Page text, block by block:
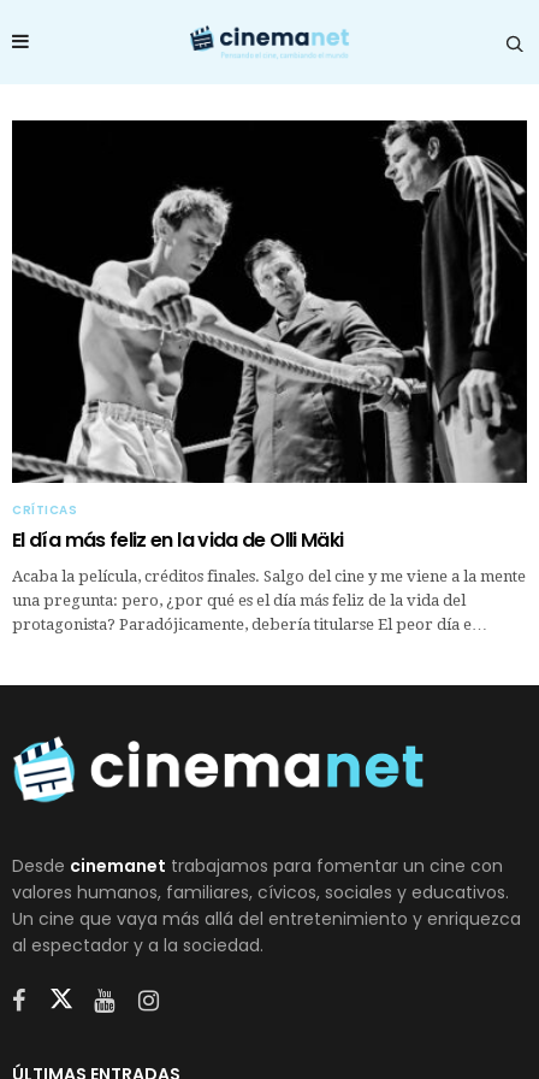
CRÍTICAS
El día más feliz en la vida de Olli Mäki
Acaba la película, créditos finales. Salgo del cine y me viene a la mente
una pregunta: pero, ¿por qué es el día más feliz de la vida del
protagonista? Paradójicamente, debería titularse El peor día e…
Desde cinemanet trabajamos para fomentar un cine con
valores humanos, familiares, cívicos, sociales y educativos.
Un cine que vaya más allá del entretenimiento y enriquezca
al espectador y a la sociedad.
ÚLTIMAS ENTRADAS